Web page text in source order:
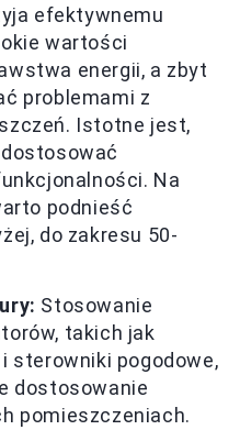
efektywnemu
wartości
energii, a zbyt
problemami z
Istotne jest,
Na
podnieść
do zakresu 50-
Stosowanie
takich jak
sterowniki pogodowe,
dostosowanie
pomieszczeniach.